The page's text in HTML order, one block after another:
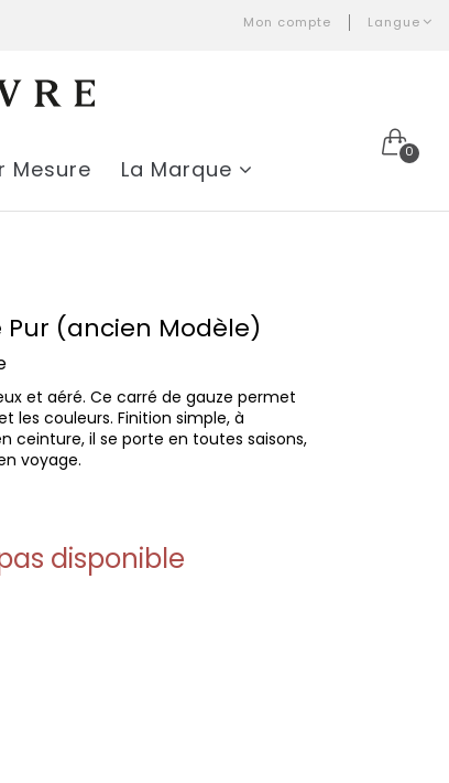
Langue
Mon compte
0
Mesure La Marque
Pur (ancien Modèle)
et aéré. Ce carré de gauze permet
les couleurs. Finition simple, à
ceinture, il se porte en toutes saisons,
voyage.
disponible